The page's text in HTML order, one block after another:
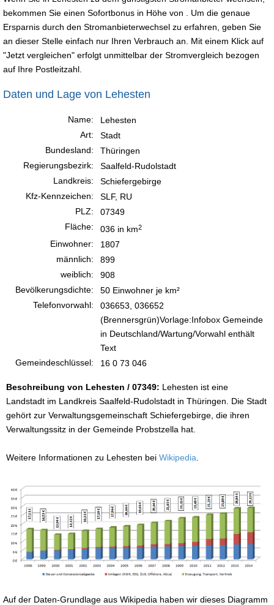
bekommen Sie einen Sofortbonus in Höhe von . Um die genaue
Ersparnis durch den Stromanbieterwechsel zu erfahren, geben Sie
an dieser Stelle einfach nur Ihren Verbrauch an. Mit einem Klick auf
"Jetzt vergleichen" erfolgt unmittelbar der Stromvergleich bezogen
auf Ihre Postleitzahl.
Daten und Lage von Lehesten
Name:
Lehesten
Art:
Stadt
Bundesland:
Thüringen
Regierungsbezirk:
Saalfeld-Rudolstadt
Landkreis:
Schiefergebirge
Kfz-Kennzeichen:
SLF, RU
PLZ:
07349
Fläche:
036 in km2
Einwohner:
1807
männlich:
899
weiblich:
908
Bevölkerungsdichte:
50 Einwohner je km²
Telefonvorwahl:
036653, 036652
(Brennersgrün)Vorlage:Infobox Gemeinde
in Deutschland/Wartung/Vorwahl enthält
Text
Gemeindeschlüssel:
16 0 73 046
Beschreibung von Lehesten / 07349: Lehesten ist eine
Landstadt im Landkreis Saalfeld-Rudolstadt in Thüringen. Die Stadt
gehört zur Verwaltungsgemeinschaft Schiefergebirge, die ihren
Verwaltungssitz in der Gemeinde Probstzella hat.
Weitere Informationen zu Lehesten bei Wikipedia
Auf der Daten-Grundlage aus Wikipedia haben wir dieses Diagramm